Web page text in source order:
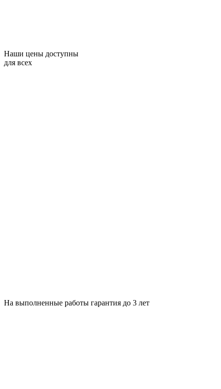
Наши цены доступны
для всех
На выполненные работы гарантия до 3 лет